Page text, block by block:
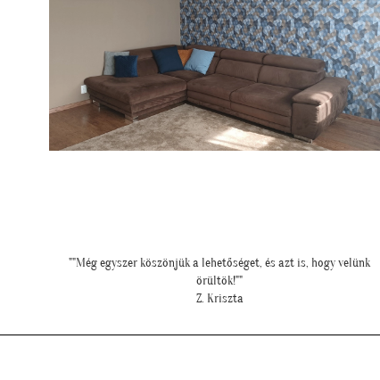
"Kedves Tapétatrend ! Köszönöm a makis tapétát. Jó választás lett
nagyon!"
T. Tünde